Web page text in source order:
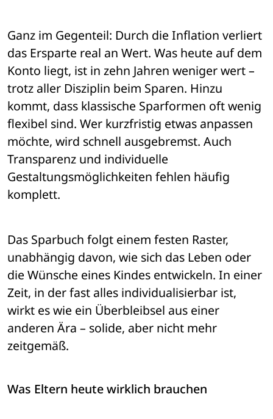
Ganz im Gegenteil: Durch die Inflation verliert
das Ersparte real an Wert. Was heute auf dem
Konto liegt, ist in zehn Jahren weniger wert –
trotz aller Disziplin beim Sparen. Hinzu
kommt, dass klassische Sparformen oft wenig
flexibel sind. Wer kurzfristig etwas anpassen
möchte, wird schnell ausgebremst. Auch
Transparenz und individuelle
Gestaltungsmöglichkeiten fehlen häufig
komplett.
Das Sparbuch folgt einem festen Raster,
unabhängig davon, wie sich das Leben oder
die Wünsche eines Kindes entwickeln. In einer
Zeit, in der fast alles individualisierbar ist,
wirkt es wie ein Überbleibsel aus einer
anderen Ära – solide, aber nicht mehr
zeitgemäß.
Was Eltern heute wirklich brauchen